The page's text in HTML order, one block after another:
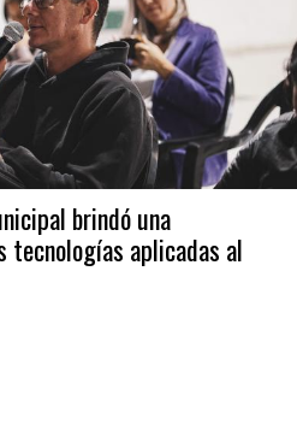
brindó una
tecnologías aplicadas al